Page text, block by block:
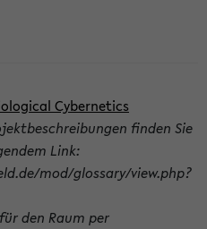
Cybernetics
finden Sie
Link:
mod/glossary/view.php?
den Raum per